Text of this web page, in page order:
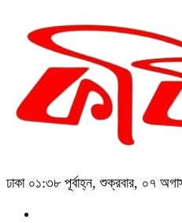
ঢাকা ০১:৩৮ পূর্বাহ্ন, শুক্রবার, ০৭